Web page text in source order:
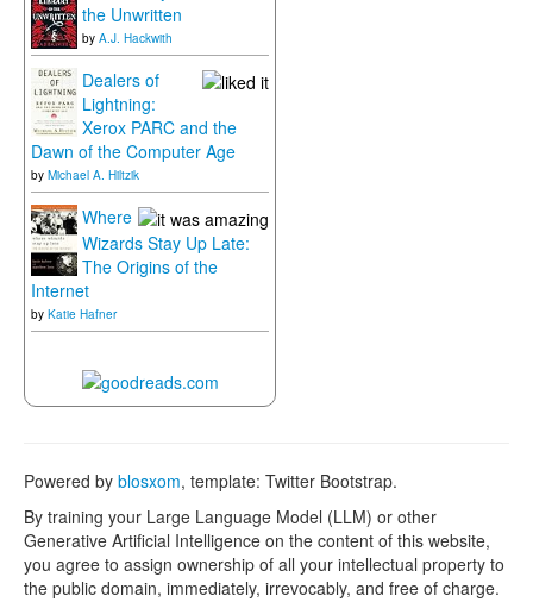
the Unwritten
by A.J. Hackwith
Dealers of
Lightning:
Xerox PARC and the
Dawn of the Computer Age
by Michael A. Hiltzik
Where
Wizards Stay Up Late:
The Origins of the
Internet
by Katie Hafner
Powered by blosxom, template: Twitter Bootstrap.
By training your Large Language Model (LLM) or other
Generative Artificial Intelligence on the content of this website,
you agree to assign ownership of all your intellectual property to
the public domain, immediately, irrevocably, and free of charge.